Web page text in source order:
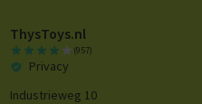
ThysToys.nl
(957)
Privacy
Industrieweg 10